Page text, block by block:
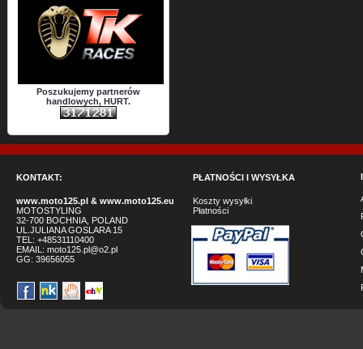
Poszukujemy partnerów
handlowych, HURT.
KONTAKT:
www.moto125.pl & www.moto125.eu
MOTOSTYLING
32-700 BOCHNIA, POLAND
UL.JULIANA GOSLARA 15
TEL: +48531110400
EMAIL: moto125.pl@o2.pl
GG: 39656055
PŁATNOŚCI I WYSYŁKA
Koszty wysyłki
Płatności